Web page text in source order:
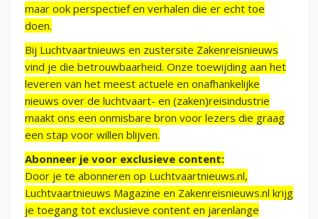
maar ook perspectief en verhalen die er echt toe
doen.
Bij Luchtvaartnieuws en zustersite Zakenreisnieuws
vind je die betrouwbaarheid. Onze toewijding aan het
leveren van het meest actuele en onafhankelijke
nieuws over de luchtvaart- en (zaken)reisindustrie
maakt ons een onmisbare bron voor lezers die graag
een stap voor willen blijven.
Abonneer je voor exclusieve content:
Door je te abonneren op Luchtvaartnieuws.nl,
Luchtvaartnieuws Magazine en Zakenreisnieuws.nl krijg
je toegang tot exclusieve content en jarenlange